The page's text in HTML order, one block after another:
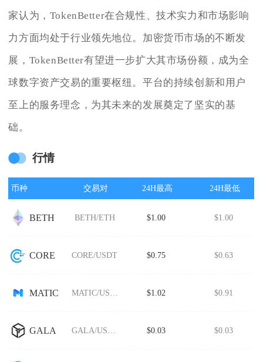
家认为，TokenBetter在合规性、技术实力和市场影响
力方面均处于行业领先地位。加密货币市场的不断发
展，TokenBetter有望进一步扩大其市场份额，成为全
球数字资产交易的重要枢纽。平台的持续创新和用户
至上的服务理念，为其未来的发展奠定了坚实的基
础。
行情
币种 交易对 24H最高 24H最低
BETH BETH/ETH $1.00 $1.00
CORE CORE/USDT $0.75 $0.63
MATIC MATIC/USDT $1.02 $0.91
GALA GALA/USDT $0.03 $0.03